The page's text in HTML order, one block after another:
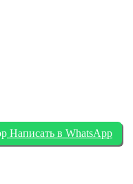
Написать в WhatsApp